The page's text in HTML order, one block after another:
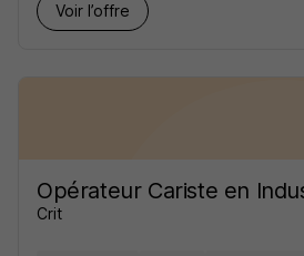
Voir l’offre
Opérateur Cariste en
Crit